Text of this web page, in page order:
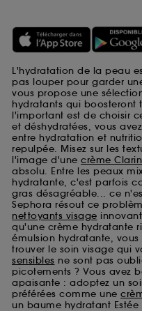
L'hydratation de la peau
pas louper pour garder
vous propose une
hydratants qui boosteront
l'important est de choisir
et déshydratées, vous
entre hydratation et
repulpée. Misez sur les
l'image d'une crème
absolu. Entre les peaux
hydratante, c'est parfois
gras désagréable... ce
Sephora résout ce
nettoyants visage
qu'une crème hydratante
émulsion hydratante,
trouver le soin visage qui
sensibles ne sont pas
picotements ? Vous avez
apaisante : adoptez un
préférées comme une
un baume hydratant